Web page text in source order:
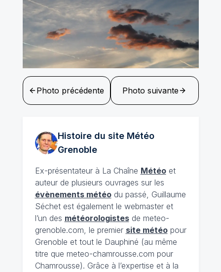
Photo précédente Photo suivante
Histoire du site Météo
Grenoble
Ex-présentateur à La Chaîne Météoet
auteur de plusieurs ouvrages sur les
évènements météodu passé, Guillaume
Séchet est également le webmaster et
l’un des météorologistesde meteo-
grenoble.com, le premier site météopour
Grenoble et tout le Dauphiné (au même
titre que meteo-chamrousse.com pour
Chamrousse). Grâce à l’expertise et à la